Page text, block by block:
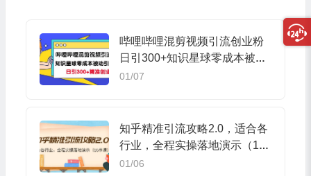
哔哩哔哩混剪视频引流创业粉
日引300+知识星球零成本被动
引流创业粉一天300+
01/07
知乎精准引流攻略2.0，适合各
行业，全程实操落地演示（16
节课）
01/06